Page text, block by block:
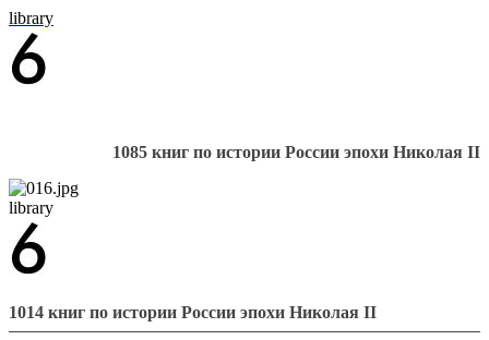
library
1085 книг по истории России эпохи Николая II
library
1014 книг по истории России эпохи Николая II